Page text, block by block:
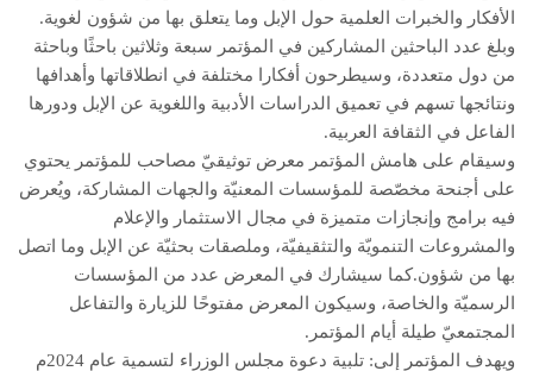
الأفكار والخبرات العلمية حول الإبل وما يتعلق بها من شؤون لغوية.
وبلغ عدد الباحثين المشاركين في المؤتمر سبعة وثلاثين باحثًا وباحثة
من دول متعددة، وسيطرحون أفكارا مختلفة في انطلاقاتها وأهدافها
ونتائجها تسهم في تعميق الدراسات الأدبية واللغوية عن الإبل ودورها
الفاعل في الثقافة العربية.
وسيقام على هامش المؤتمر معرض توثيقيّ مصاحب للمؤتمر يحتوي
على أجنحة مخصّصة للمؤسسات المعنيّة والجهات المشاركة، ويُعرض
فيه برامج وإنجازات متميزة في مجال الاستثمار والإعلام
والمشروعات التنمويّة والتثقيفيّة، وملصقات بحثيّة عن الإبل وما اتصل
بها من شؤون.كما سيشارك في المعرض عدد من المؤسسات
الرسميّة والخاصة، وسيكون المعرض مفتوحًا للزيارة والتفاعل
المجتمعيّ طيلة أيام المؤتمر.
ويهدف المؤتمر إلى: تلبية دعوة مجلس الوزراء لتسمية عام 2024م